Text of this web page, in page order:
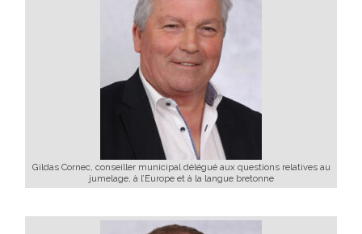
Gildas Cornec, conseiller municipal délégué aux questions relatives au
jumelage, à l’Europe et à la langue bretonne